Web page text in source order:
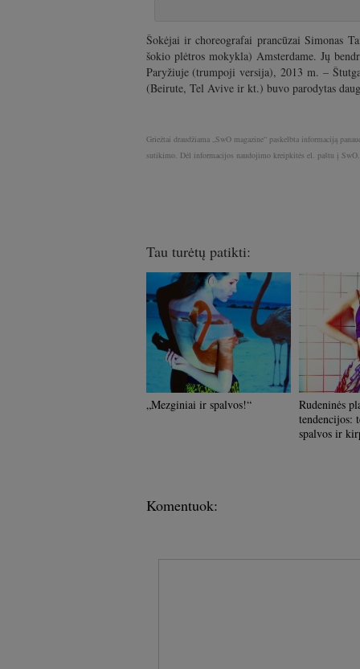
Šokėjai ir choreografai prancūzai Simonas
šokio plėtros mokykla) Amsterdame. Jų
Paryžiuje (trumpoji versija), 2013 m. –
(Beirute, Tel Avive ir kt.) buvo parodytas
Griežtai draudžiama „SwO magazine“ paskelbta informaciją
sutikimo. Dėl informacijos naudojimo kreipkitės el. paštu į
Tau turėtų patikti:
„Mezginiai ir spalvos!“
Rudeninės
tendencijos:
spalvos ir
Komentuok: